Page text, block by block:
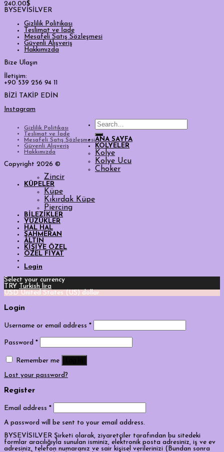
240.00$
BYSEVİSİLVER
Gizlilik Politikası
Teslimat ve İade
Mesafeli Satış Sözleşmesi
Güvenli Alışveriş
Hakkımızda
Bize Ulaşın
İletişim:
+90 539 256 94 11
BİZİ TAKİP EDİN
Instagram
Gizlilik Politikası
Teslimat ve İade
Mesafeli Satış Sözleşmesi
Güvenli Alışveriş
Hakkımızda
Copyright 2026 ©
Search
for:
ANA SAYFA
KOLYELER
Kolye
Kolye Ucu
Choker
Zincir
KÜPELER
Küpe
Kıkırdak Küpe
Piercing
BİLEZİKLER
YÜZÜKLER
HAL HAL
ŞAHMERAN
ALTIN
KİŞİYE ÖZEL
ÖZEL FİYAT
Login
Select your currency
TRY
Turkish lira
USD United States (US) dollar
Login
Username or email address *
Password *
Remember me
Lost your password?
Register
Email address *
A password will be sent to your email address.
BYSEVİSILVER Şirketi olarak, ziyaretçiler tarafından bu sitedeki
formlar aracılığıyla sunulan isminiz, elektronik posta adresiniz, iş ve ev
adresiniz, telefon numaranız ve sair kişisel verilerinizi (Bundan sonra